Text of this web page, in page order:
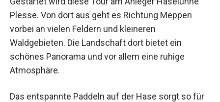
Plesse. Von dort aus geht es Richtung Meppen
vorbei an vielen Feldern und kleineren
Waldgebieten. Die Landschaft dort bietet ein
schönes Panorama und vor allem eine ruhige
Atmosphäre.
Das entspannte Paddeln auf der Hase sorgt so für